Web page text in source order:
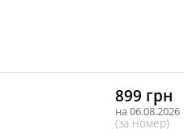
899 грн
на 06.08.2026
(за номер)